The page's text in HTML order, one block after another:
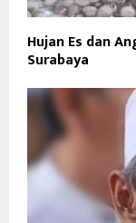
Hujan Es dan
Surabaya